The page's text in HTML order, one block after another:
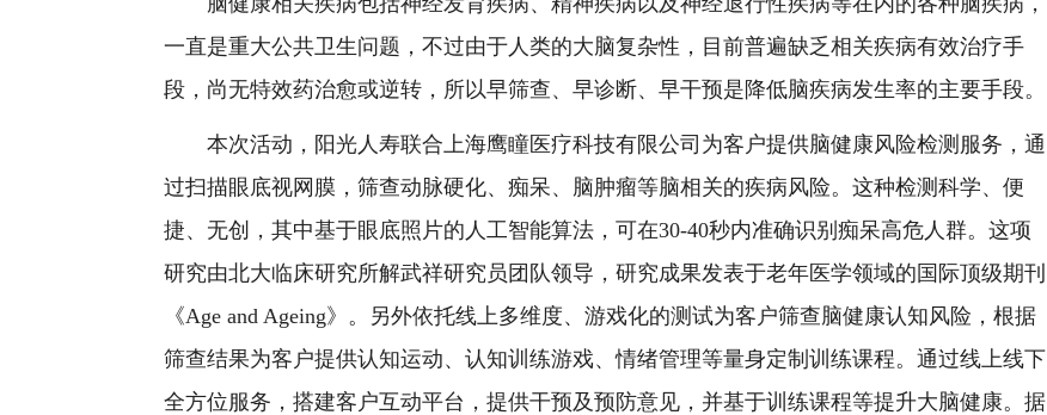
一直是重大公共卫生问题，不过由于人类的大脑复杂性，目前普遍缺乏相关疾病有效治疗手
段，尚无特效药治愈或逆转，所以早筛查、早诊断、早干预是降低脑疾病发生率的主要手段。
本次活动，阳光人寿联合上海鹰瞳医疗科技有限公司为客户提供脑健康风险检测服务，通
过扫描眼底视网膜，筛查动脉硬化、痴呆、脑肿瘤等脑相关的疾病风险。这种检测科学、便
捷、无创，其中基于眼底照片的人工智能算法，可在30-40秒内准确识别痴呆高危人群。这项
研究由北大临床研究所解武祥研究员团队领导，研究成果发表于老年医学领域的国际顶级期刊
《Age and Ageing》。另外依托线上多维度、游戏化的测试为客户筛查脑健康认知风险，根据
筛查结果为客户提供认知运动、认知训练游戏、情绪管理等量身定制训练课程。通过线上线下
全方位服务，搭建客户互动平台，提供干预及预防意见，并基于训练课程等提升大脑健康。据